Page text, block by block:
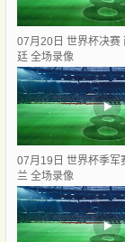
07月20日 世界杯决赛
廷 全场录像
07月19日 世界杯季军
兰 全场录像